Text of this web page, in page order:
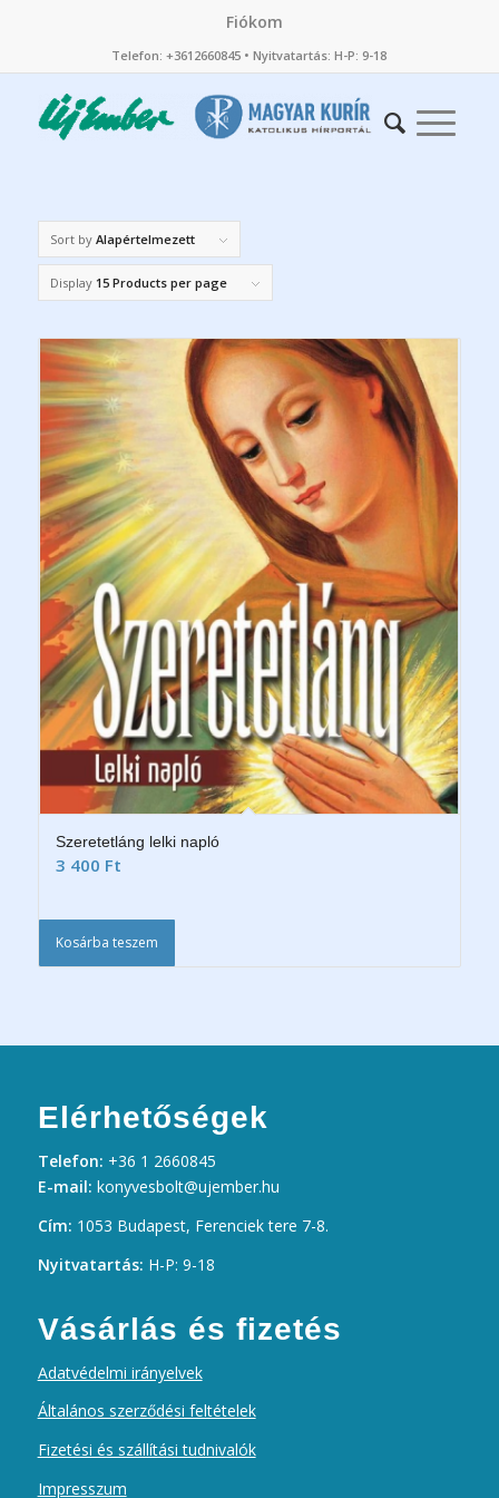
Fiókom
Telefon: +3612660845 • Nyitvatartás: H-P: 9-18
Sort by Alapértelmezett
Display 15 Products per page
Szeretetláng lelki napló
3 400 Ft
Kosárba teszem
Elérhetőségek
Telefon: +36 1 2660845
E-mail: konyvesbolt@ujember.hu
Cím: 1053 Budapest, Ferenciek tere 7-8.
Nyitvatartás: H-P: 9-18
Vásárlás és fizetés
Adatvédelmi irányelvek
Általános szerződési feltételek
Fizetési és szállítási tudnivalók
Impresszum